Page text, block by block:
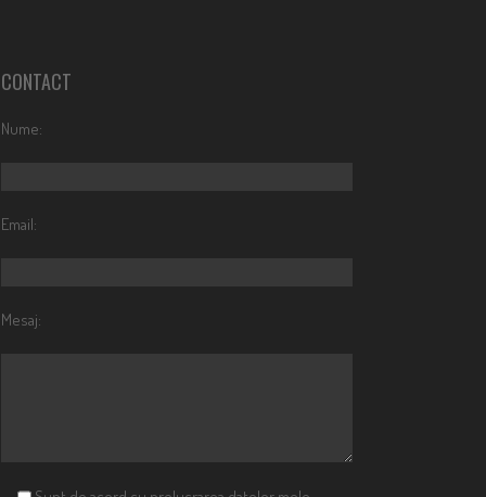
CONTACT
Nume:
Email:
Mesaj: